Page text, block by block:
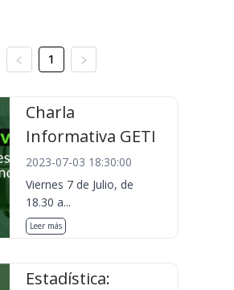
1
Charla
Informativa GETI
2023-07-03 18:30:00
Viernes 7 de Julio, de
18.30 a...
Leer más
Estadística: